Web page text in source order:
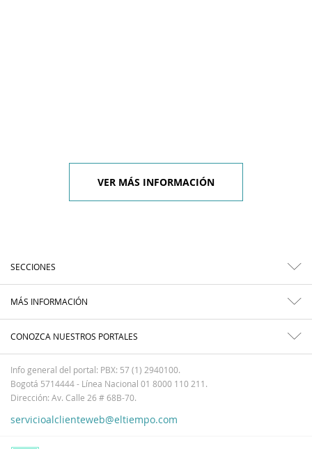
VER MÁS INFORMACIÓN
SECCIONES
MÁS INFORMACIÓN
CONOZCA NUESTROS PORTALES
Info general del portal: PBX: 57 (1) 2940100.
Bogotá 5714444 - Línea Nacional 01 8000 110 211.
Dirección: Av. Calle 26 # 68B-70.
servicioalclienteweb@eltiempo.com